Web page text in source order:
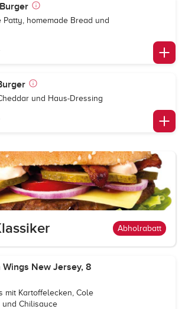
Patty, homemade Bread und
und Haus-Dressing
Abholrabatt
New Jersey, 8
mit Kartoffelecken, Cole
und Chilisauce